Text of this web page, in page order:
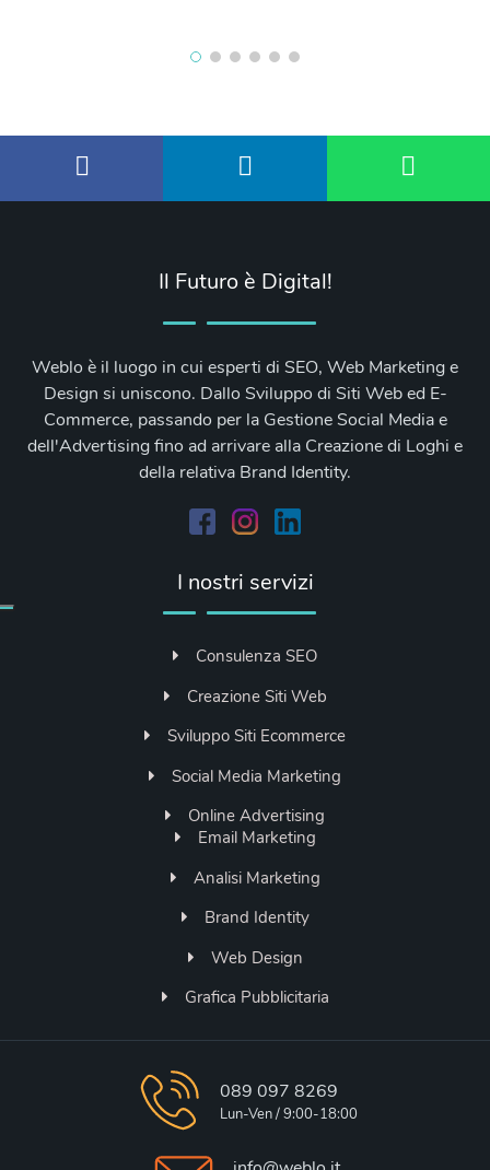
Il Futuro è Digital!
Weblo è il luogo in cui esperti di SEO, Web Marketing e
Design si uniscono. Dallo Sviluppo di Siti Web ed E-
Commerce, passando per la Gestione Social Media e
dell'Advertising fino ad arrivare alla Creazione di Loghi e
della relativa Brand Identity.
I nostri servizi
Consulenza SEO
Creazione Siti Web
Sviluppo Siti Ecommerce
Social Media Marketing
Online Advertising
Email Marketing
Analisi Marketing
Brand Identity
Web Design
Grafica Pubblicitaria
089 097 8269
Lun-Ven / 9:00-18:00